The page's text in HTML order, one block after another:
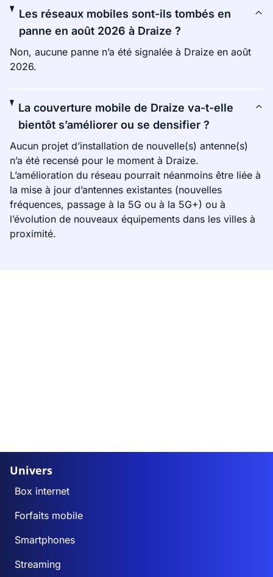
Les réseaux mobiles sont-ils tombés en
panne en août 2026 à Draize ?
Non, aucune panne n’a été signalée à Draize en août
2026.
La couverture mobile de Draize va-t-elle
bientôt s’améliorer ou se densifier ?
Aucun projet d’installation de nouvelle(s) antenne(s)
n’a été recensé pour le moment à Draize.
L’amélioration du réseau pourrait néanmoins être liée à
la mise à jour d’antennes existantes (nouvelles
fréquences, passage à la 5G ou à la 5G+) ou à
l’évolution de nouveaux équipements dans les villes à
proximité.
Univers
Box internet
Forfaits mobile
Smartphones
Streaming